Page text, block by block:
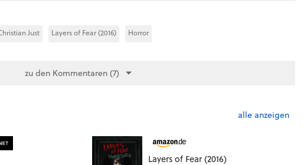
Just Layers of Fear (2016) Horror
zu den Kommentaren (7)
alle anzeigen
Layers of Fear (2016)